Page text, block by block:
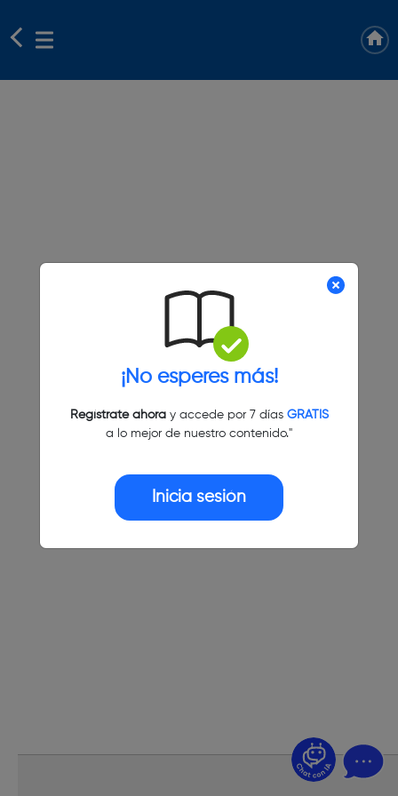
¡No esperes más!
Regístrate ahoray accede por 7 días GRATIS
a lo mejor de nuestro contenido."
Inicia sesión